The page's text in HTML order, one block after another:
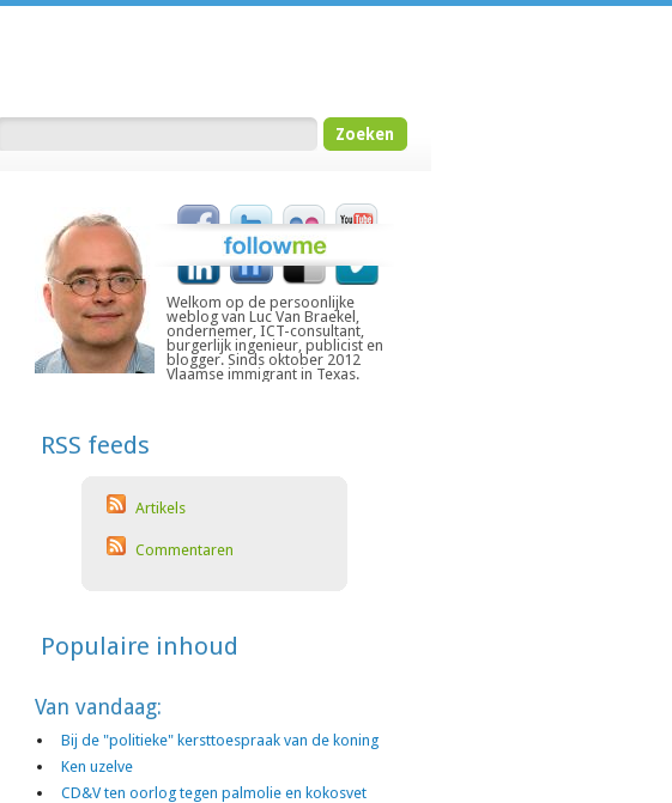
Welkom op de persoonlijke
weblog van Luc Van Braekel,
ondernemer, ICT-consultant,
burgerlijk ingenieur, publicist en
blogger. Sinds oktober 2012
Vlaamse immigrant in Texas.
RSS feeds
Artikels
Commentaren
Populaire inhoud
Van vandaag:
Bij de "politieke" kersttoespraak van de koning
Ken uzelve
CD&V ten oorlog tegen palmolie en kokosvet